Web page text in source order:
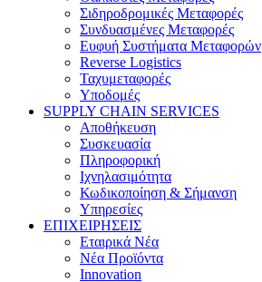
Σιδηροδρομικές Μεταφορές
Συνδυασμένες Μεταφορές
Ευφυή Συστήματα Μεταφορών
Reverse Logistics
Ταχυμεταφορές
Υποδομές
SUPPLY CHAIN SERVICES
Αποθήκευση
Συσκευασία
Πληροφορική
Ιχνηλασιμότητα
Κωδικοποίηση & Σήμανση
Υπηρεσίες
ΕΠΙΧΕΙΡΗΣΕΙΣ
Εταιρικά Νέα
Νέα Προϊόντα
Innovation